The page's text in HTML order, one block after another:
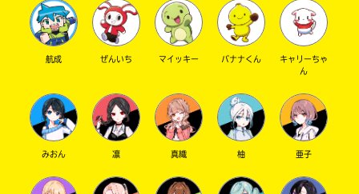
航成 ぜんいち マイッキー バナナくん
キャリーちゃ
ん
みおん 凛 真織 柚 亜子